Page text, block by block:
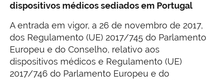
dispositivos médicos sediados em Portugal
A entrada em vigor, a 26 de novembro de 2017,
dos Regulamento (UE) 2017/745 do Parlamento
Europeu e do Conselho, relativo aos
dispositivos médicos e Regulamento (UE)
2017/746 do Parlamento Europeu e do